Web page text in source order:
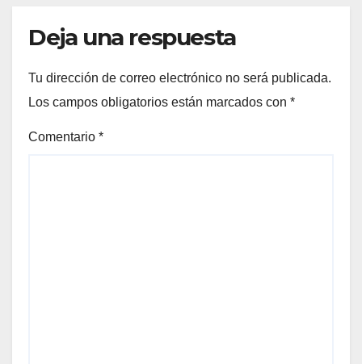
Deja una respuesta
Tu dirección de correo electrónico no será publicada.
Los campos obligatorios están marcados con *
Comentario *